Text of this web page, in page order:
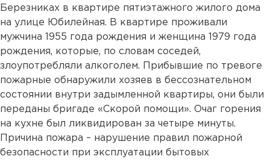
Березниках в квартире пятиэтажного жилого дома
на улице Юбилейная. В квартире проживали
мужчина 1955 года рождения и женщина 1979 года
рождения, которые, по словам соседей,
злоупотребляли алкоголем. Прибывшие по тревоге
пожарные обнаружили хозяев в бессознательном
состоянии внутри задымленной квартиры, они были
переданы бригаде «Скорой помощи». Очаг горения
на кухне был ликвидирован за четыре минуты.
Причина пожара – нарушение правил пожарной
безопасности при эксплуатации бытовых